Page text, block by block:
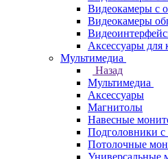
Видеокамеры с
Видеокамеры
Аксессуары для
Мультимедиа
Назад
Мультимедиа
Аксессуары
Магнитолы
Навесные
Подголовники
Потолочные
Универсальные